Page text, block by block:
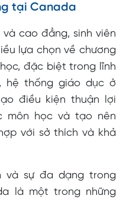
tại Canada
cao đẳng, sinh viên
lựa chọn về chương
đặc biệt trong lĩnh
hệ thống giáo dục ở
điều kiện thuận lợi
môn học và tạo nên
với sở thích và khả
và sự đa dạng trong
là một trong những